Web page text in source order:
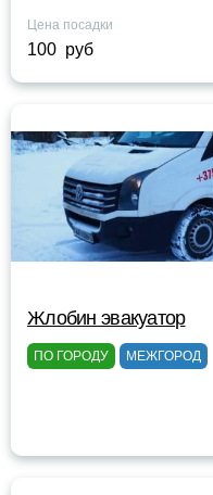
Цена посадки
100 руб
Жлобин эвакуатор
ПО ГОРОДУ МЕЖГОРОД